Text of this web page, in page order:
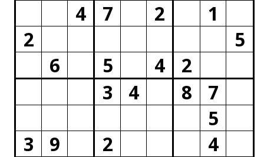
4
7 2
1
2
5
6
5 4
2
3
4 8
7
5
3
9 2 4